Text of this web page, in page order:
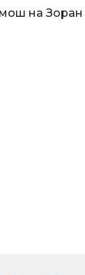
на Зоран